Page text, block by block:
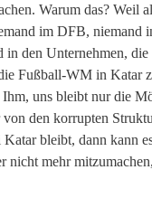
Warum das? Weil
im DFB,
den Unternehmen,
Fußball-WM in Katar
uns bleibt nur die
den korrupten
bleibt, dann kann
nicht mehr